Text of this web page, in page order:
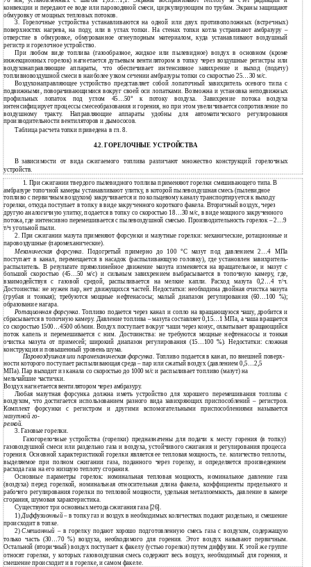
конвекции и передают ее воде или пароводяной смеси, циркулирующим по трубам. Экраны защищают
обмуровку от мощных тепловых потоков.
3. Горелочные устройства устанавливаются на одной или двух противоположных (встречных)
поверхностях нагрева, на поду, или в углах топки. На стенах топки котла устраивают амбразуру –
отверстие в обмуровке, обмурованное огнеупорным материалом, куда устанавливают воздушный
регистр и горелочное устройство.
При любом виде топлива (газообразное, жидкое или пылевидное) воздух в основном (кроме
инжекционных горелок) нагнетается дутьевым вентилятором в топку через воздушные регистры или
воздухонаправляющие аппараты, что обеспечивает интенсивное завихрение и выход (подачу)
топливновоздушной смеси в наиболее узком сечении амбразуры топки со скоростью 25…30 м/с.
Воздухонаправляющее устройство представляет собой лопаточный завихритель осевого типа с
подвижными, поворачивающимися вокруг своей оси лопатками. Возможна и установка неподвижных
профильных лопаток под углом 45…50° к потоку воздуха. Завихрение потока воздуха
интенсифицирует процессы смесеобразования и горения, но при этом увеличивается сопротивление по
воздушному тракту. Направляющие аппараты удобны для автоматического регулирования
производительности вентиляторов и дымососов.
Таблица расчета топки приведена в гл. 8.
4.2. ГОРЕЛОЧНЫЕ УСТРОЙСТВА
В зависимости от вида сжигаемого топлива различают множество конструкций горелочных
устройств.
1. При сжигании твердого пылевидного топлива применяют горелки смешивающего типа. В
амбразуре топочной камеры устанавливают улитку, в которой пылевоздушная смесь (пылевидное
топливо с первичным воздухом) закручивается и по кольцевому каналу транспортируется к выходу
горелки, откуда поступает в топку в виде закрученного короткого факела. Вторичный воздух, через
другую аналогичную улитку, подается в топку со скоростью 18…30 м/с, в виде мощного закрученного
потока, где интенсивно перемешивается с пылевоздушной смесью. Производительность горелок – 2…9
т/ч угольной пыли.
2. При сжигании мазута применяют форсунки и мазутные горелки: механические, ротационные и
паровоздушные (паромеханические).
Механическая форсунка. Подогретый примерно до 100°С мазут под давлением 2…4 МПа
поступает в канал, перемещается в насадок (распыливающую головку), где установлен завихритель-
распылитель. В результате прямолинейное движение мазута изменяется на вращательное, и мазут с
большой скоростью (45…50 м/с) и сильным завихрением выбрасывается в топочную камеру, где,
взаимодействуя с газовой средой, распыливается на мелкие капли. Расход мазута 0,2…4 т/ч.
Достоинства: не нужен пар, нет движущихся частей. Недостатки: необходима двойная очистка мазута
(грубая и тонкая); требуются мощные нефтенасосы; малый диапазон регулирования (60…100 %);
образование нагара.
Ротационная форсунка
. Топливо подается через канал и сопло на вращающуюся чашу, дробится и
сбрасывается в топочную камеру. Давление топлива – мазута составляет 0,15…1 МПа, а чаша вращается
со скоростью 1500…4500 об/мин. Воздух поступает вокруг чаши через конус, охватывает вращающийся
поток капель и перемешивается с ним. Достоинства: не требуются мощные нефтенасосы и тонкая
очистка мазута от примесей; широкий диапазон регулирования (15…100 %). Недостатки: сложная
конструкция и повышенный уровень шума.
Паровоздушная или паромеханическая форсунка. Топливо подается в канал, по внешней поверх-
ности которого поступает распыливающая среда – пар или сжатый воздух (давлением 0,5…2,5
МПа). Пар выходит из канала со скоростью до 1000 м/с и распыливает топливо (мазут) на
мельчайшие частички.
Воздух нагнетается вентилятором через амбразуру.
Любая мазутная форсунка должна иметь устройство для хорошего перемешивания топлива с
воздухом, что достигается использованием разного вида завихряющих приспособлений – регистров.
Комплект форсунки с регистром и другими вспомогательными приспособлениями называется
мазутной го-
релкой.
3. Газовые горелки.
Газогорелочные устройства (горелки) предназначены для подачи к месту горения (в топку)
газовоздушной смеси или раздельно газа и воздуха, устойчивого сжигания и регулирования процесса
горения. Основной характеристикой горелки является ее тепловая мощность, т.е. количество теплоты,
выделяемое при полном сжигании газа, поданного через горелку, и определяется произведением
расхода газа на его низшую теплоту сгорания.
Основные параметры горелок: номинальная тепловая мощность, номинальное давление газа
(воздуха) перед горелкой, номинальная относительная длина факела, коэффициенты предельного и
рабочего регулирования горелки по тепловой мощности, удельная металлоемкость, давление в камере
сгорания, шумовая характеристика.
Существуют три основных метода сжигания газа [26] .
1) Диффузионный– в топку газ и воздух в необходимых количествах подают раздельно, и смешение
происходит в топке.
2) Смешанный – в горелку подают хорошо подготовленную смесь газа с воздухом, содержащую
только часть (30…70 %) воздуха, необходимого для горения. Этот воздух называют первичным.
Остальной (вторичный) воздух поступает к факелу (устью горелки) путем диффузии. К этой же группе
относят горелки, у которых газовоздушная смесь содержит весь воздух, необходимый для горения, и
смешение происходит и в горелке, и самом факеле.